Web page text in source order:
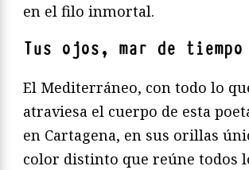
en el filo inmortal.
Tus ojos, mar de tiempo
El Mediterráneo, con todo lo
atraviesa el cuerpo de esta
en Cartagena, en sus orillas
color distinto que reúne todos